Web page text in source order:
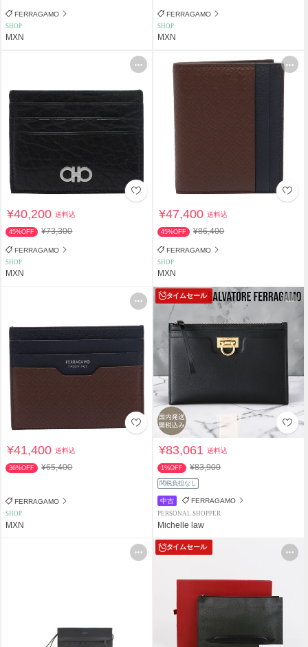
FERRAGAMO
SHOP
MXN
FERRAGAMO
SHOP
MXN
¥40,200送料込
45%OFF ¥73,300
FERRAGAMO
SHOP
MXN
¥47,400送料込
45%OFF ¥86,400
FERRAGAMO
SHOP
MXN
¥41,400送料込
36%OFF ¥65,400
FERRAGAMO
SHOP
MXN
タイムセール
¥83,061送料込
1%OFF ¥83,900
関税負担なし
中古 FERRAGAMO
PERSONAL SHOPPER
Michelle law
タイムセール